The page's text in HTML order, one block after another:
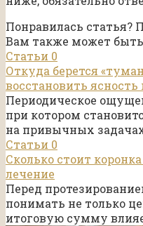
Понравилась статья?
Вам также может
Статьи 0
Откуда берется
восстановить
Периодическое
при котором
на привычных
Статьи 0
Сколько стоит
лечение
Перед
понимать не только
итоговую сумму